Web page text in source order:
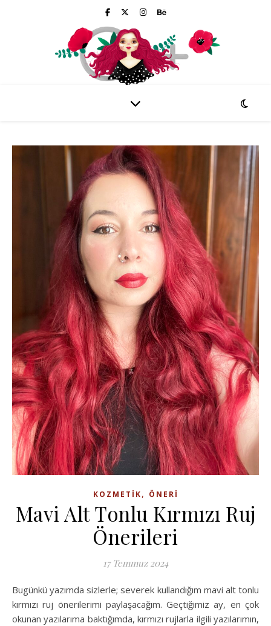
KOZMETIK, ÖNERI
Mavi Alt Tonlu Kırmızı Ruj
Önerileri
17 Temmuz 2024
Bugünkü yazımda sizlerle; severek kullandığım mavi alt tonlu
kırmızı ruj önerilerimi paylaşacağım. Geçtiğimiz ay, en çok
okunan yazılarıma baktığımda, kırmızı rujlarla ilgili yazılarımın,